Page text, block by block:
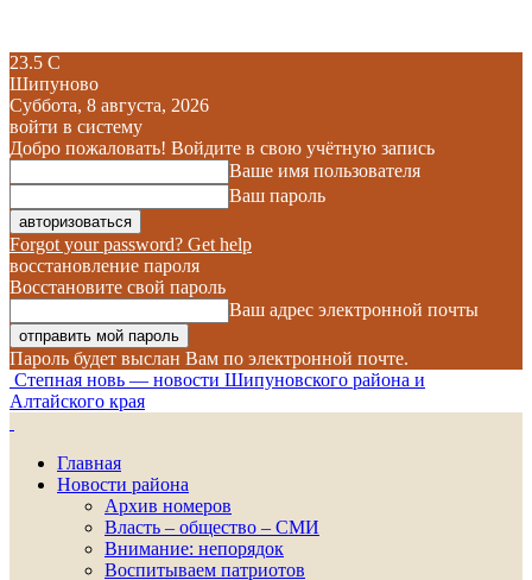
23.5 C
Шипуново
Суббота, 8 августа, 2026
войти в систему
Добро пожаловать! Войдите в свою учётную запись
Ваше имя пользователя
Ваш пароль
Forgot your password? Get help
восстановление пароля
Восстановите свой пароль
Ваш адрес электронной почты
Пароль будет выслан Вам по электронной почте.
Степная новь — новости Шипуновского района и
Алтайского края
Главная
Новости района
Архив номеров
Власть – общество – СМИ
Внимание: непорядок
Воспитываем патриотов